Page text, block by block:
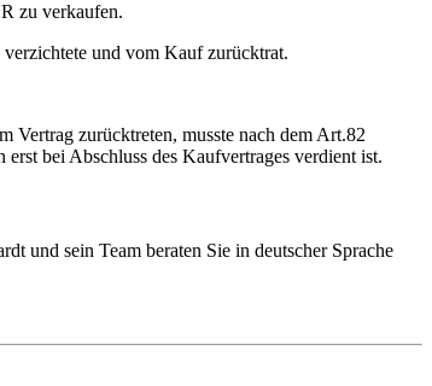
zu verkaufen.
und vom Kauf zurücktrat.
Vertrag zurücktreten, musste nach dem Art.82
bei Abschluss des Kaufvertrages verdient ist.
und sein Team beraten Sie in deutscher Sprache